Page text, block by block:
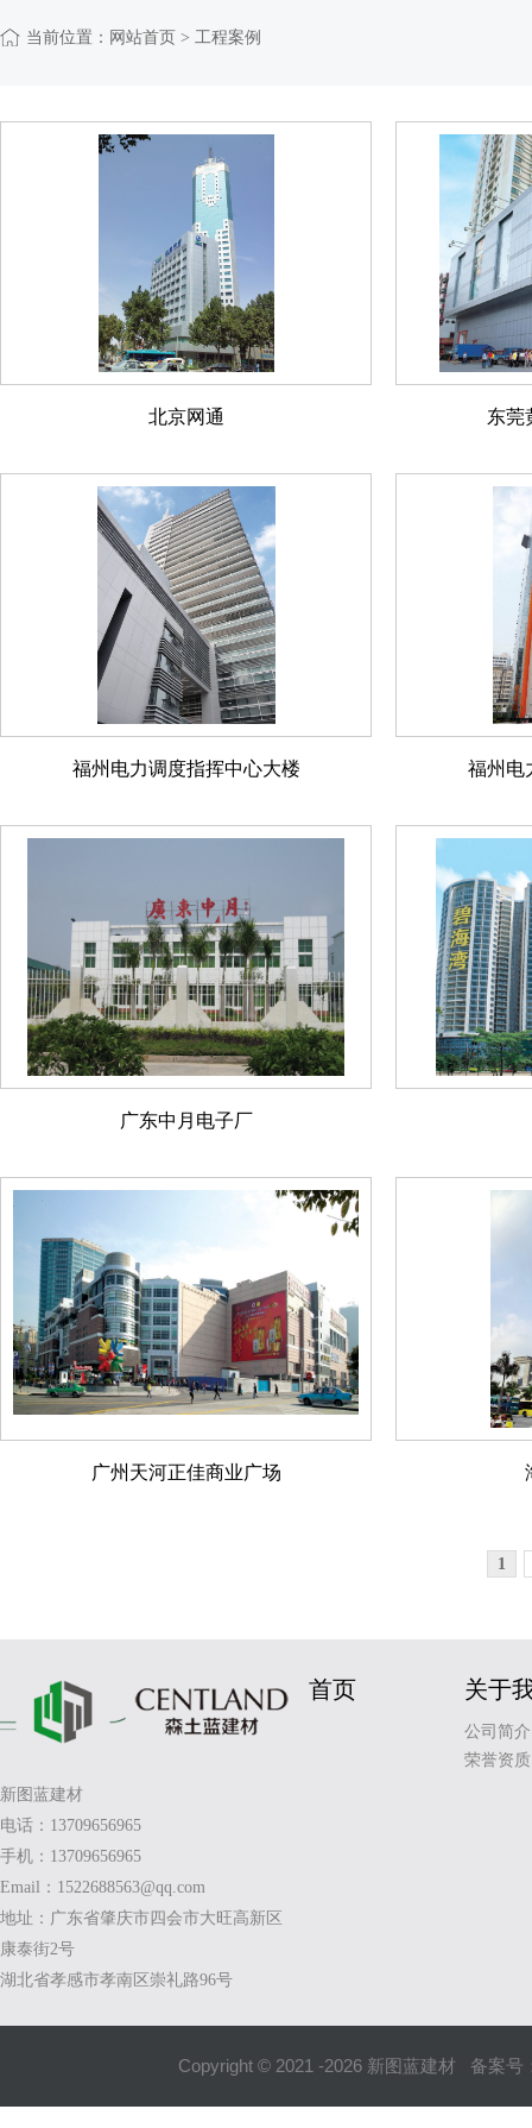
当前位置： 网站首页 > 工程案例
北京网通 东莞
福州电力调度指挥中心大楼 福州电
广东中月电子厂
广州天河正佳商业广场
1
新图蓝建材
电话：13709656965
手机：13709656965
Email：1522688563@qq.com
地址：广东省肇庆市四会市大旺高新区
康泰街2号
湖北省孝感市孝南区崇礼路96号
首页 关于
公司简介
荣誉资质
Copyright © 2021 -2026 新图蓝建材 备案号